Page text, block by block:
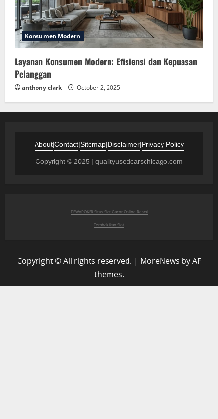
Konsumen Modern
Layanan Konsumen Modern: Efisiensi dan Kepuasan
Pelanggan
anthony clark October 2, 2025
About|Contact|Sitemap|Disclaimer|Privacy Policy
Copyright © 2025 | qualityusedcarschicago.com
DEWAPOKER Situs Slot Gacor Online Resmi
Tembak Ikan Slot
Copyright © All rights reserved. | MoreNews by AF
themes.